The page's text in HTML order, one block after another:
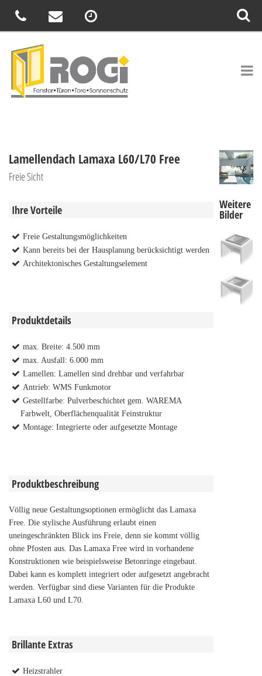
Lamellendach Lamaxa L60/L70 Free
Freie Sicht
Ihre Vorteile
Freie Gestaltungsmöglichkeiten
Kann bereits bei der Hausplanung berücksichtigt werden
Architektonisches Gestaltungselement
Produktdetails
max. Breite: 4.500 mm
max. Ausfall: 6.000 mm
Lamellen: Lamellen sind drehbar und verfahrbar
Antrieb: WMS Funkmotor
Gestellfarbe: Pulverbeschichtet gem. WAREMA
Farbwelt, Oberflächenqualität Feinstruktur
Montage: Integrierte oder aufgesetzte Montage
Produktbeschreibung
Völlig neue Gestaltungsoptionen ermöglicht das Lamaxa
Free. Die stylische Ausführung erlaubt einen
uneingeschränkten Blick ins Freie, denn sie kommt völlig
ohne Pfosten aus. Das Lamaxa Free wird in vorhandene
Konstruktionen wie beispielsweise Betonringe eingebaut.
Dabei kann es komplett integriert oder aufgesetzt angebracht
werden. Verfügbar sind diese Varianten für die Produkte
Lamaxa L60 und L70.
Brillante Extras
Heizstrahler
Weitere
Bilder